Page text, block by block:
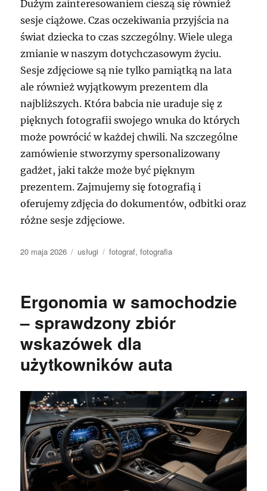
Dużym zainteresowaniem cieszą się również
sesje ciążowe. Czas oczekiwania przyjścia na
świat dziecka to czas szczególny. Wiele ulega
zmianie w naszym dotychczasowym życiu.
Sesje zdjęciowe są nie tylko pamiątką na lata
ale również wyjątkowym prezentem dla
najbliższych. Która babcia nie uraduje się z
pięknych fotografii swojego wnuka do których
może powrócić w każdej chwili. Na szczególne
zamówienie stworzymy spersonalizowany
gadżet, jaki także może być pięknym
prezentem. Zajmujemy się fotografią i
oferujemy zdjęcia do dokumentów, odbitki oraz
różne sesje zdjęciowe.
Data
20 maja 2026 Kategorie
usługi Tagi
fotograf,fotografia
Ergonomia w samochodzie
– sprawdzony zbiór
wskazówek dla
użytkowników auta